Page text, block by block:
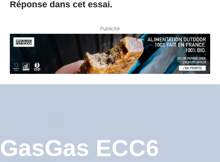
Réponse dans cet essai.
Publicité
GasGas ECC6